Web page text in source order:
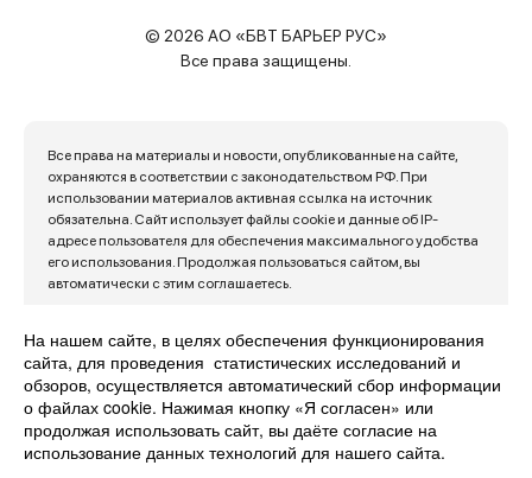
© 2026 АО «БВТ БАРЬЕР РУС»
Все права защищены.
Все права на материалы и новости, опубликованные на сайте,
охраняются в соответствии с законодательством РФ. При
использовании материалов активная ссылка на источник
обязательна. Сайт использует файлы cookie и данные об IP-
адресе пользователя для обеспечения максимального удобства
его использования. Продолжая пользоваться сайтом, вы
автоматически с этим соглашаетесь.
На нашем сайте, в целях обеспечения функционирования
сайта, для проведения статистических исследований и
обзоров, осуществляется автоматический сбор информации
о файлах cookie. Нажимая кнопку «Я согласен» или
продолжая использовать сайт, вы даёте согласие на
использование данных технологий для нашего сайта.